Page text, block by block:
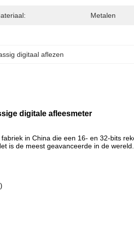
Metalen
digitaal aflezen
digitale afleesmeter
in China die een 16- en 32-bits
is de meest geavanceerde in de wereld..